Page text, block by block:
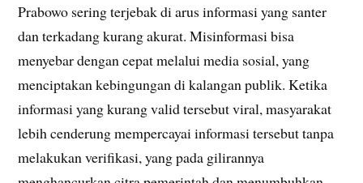
Prabowo sering terjebak di arus informasi yang santer
dan terkadang kurang akurat. Misinformasi bisa
menyebar dengan cepat melalui media sosial, yang
menciptakan kebingungan di kalangan publik. Ketika
informasi yang kurang valid tersebut viral, masyarakat
lebih cenderung mempercayai informasi tersebut tanpa
melakukan verifikasi, yang pada gilirannya